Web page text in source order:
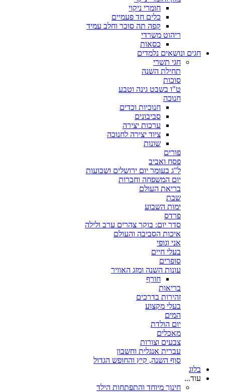
חומרי ניקוי
כלים חד פעמיים
קפה תה סוכר וחלב עמיד
ריהוט משרדי
כסאות
חגים ונושאים נלמדים
חגי תשרי
תחילת השנה
סוכות
ט"ו בשבט גינה וטבע
חנוכה
חנוכיות וכדים
סביבונים
ערכות יצירה
ציוד יצירה לחנוכה
שונות
פורים
פסח ואביב
ל"ג בעומר יום ירושלים ושבועות
יום המשפחה וחברות
בריאת העולם
שבת
ימות השבוע
פרדס
סדר יום: בוקר צהרים ערב ולילה
איכות הסביבה והעולם
אני וגופי
בעלי חיים
סופרים
עונות השנה ומזג האוויר
חורף
בריאות
זהירות בדרכים
בעלי מקצוע
המים
יום הולדת
מאכלים
צבעים וצורות
עברית אנגלית וחשבון
סוף השנה, קיץ והחופש הגדול
בלוג
עוד...
חינוך מיוחד והתפתחות הילד